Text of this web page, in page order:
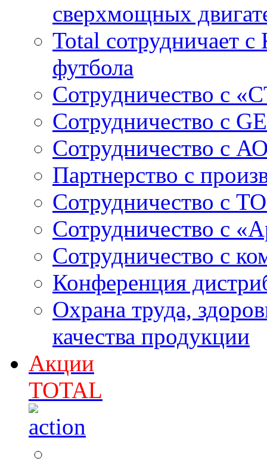
сверхмощных
Total сотрудничает
футбола
Сотрудничество с
Сотрудничество c
Сотрудничество с
Партнерство с
Сотрудничество с
Сотрудничество с
Сотрудничество с
Конференция
Охрана труда,
качества продукции
Акции
TOTAL